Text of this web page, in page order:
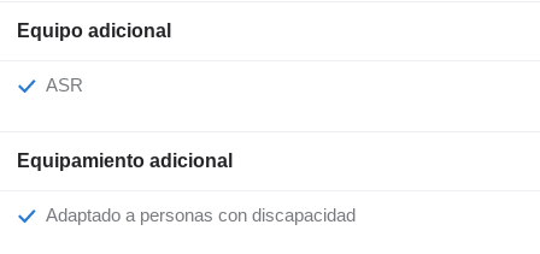
Equipo adicional
ASR
Equipamiento adicional
Adaptado a personas con discapacidad